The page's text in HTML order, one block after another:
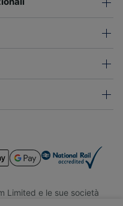
Limited e le sue società